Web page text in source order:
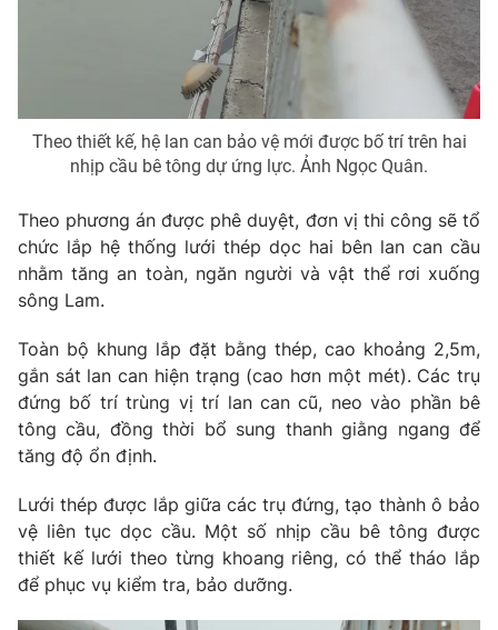
Theo dõi báo trên
Cơ quan chủ quản: Đài Truyền hình Việt Nam
Cơ quan báo chí: Thời báo VTV
Giấy phép hoạt động báo in và báo điện tử số 483/GP-BTTTT
Tổng Biên tập:Vũ Thanh Thủy
Phó Tổng Biên tập:Nguyễn Thị Mỹ Hạnh, Phạm Quốc Thắng,
Nguyễn Trọng Ninh
Tổng đài VTV:024.38 355 931 - 024.38 355 932
Ðiện thoại Thời báo VTV:
Email:toasoan@vtv.vn
Liên hệ quảng cáo: 024-7300.7108
Theo thiết kế, hệ lan can bảo vệ mới được bố trí trên hai
nhịp cầu bê tông dự ứng lực. Ảnh Ngọc Quân.
Theo phương án được phê duyệt, đơn vị thi công sẽ tổ
chức lắp hệ thống lưới thép dọc hai bên lan can cầu
nhằm tăng an toàn, ngăn người và vật thể rơi xuống
sông Lam.
Toàn bộ khung lắp đặt bằng thép, cao khoảng 2,5m,
gắn sát lan can hiện trạng (cao hơn một mét). Các trụ
đứng bố trí trùng vị trí lan can cũ, neo vào phần bê
tông cầu, đồng thời bổ sung thanh giằng ngang để
tăng độ ổn định.
Lưới thép được lắp giữa các trụ đứng, tạo thành ô bảo
vệ liên tục dọc cầu. Một số nhịp cầu bê tông được
thiết kế lưới theo từng khoang riêng, có thể tháo lắp
để phục vụ kiểm tra, bảo dưỡng.